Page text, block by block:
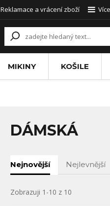
Reklamace a vrácení zboží Více
MIKINY KOŠILE
DÁMSKÁ
Nejnovější Nejlevnější
Zobrazuji 1-10 z 10